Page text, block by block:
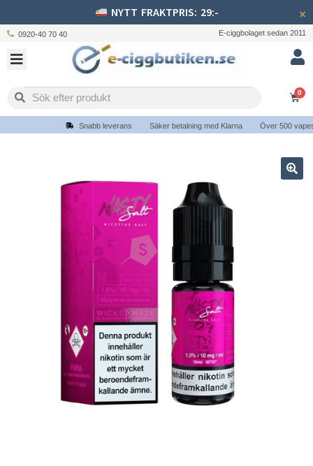
NYTT FRAKTPRIS: 29:- ×
0920-40 70 40 E-ciggbolaget sedan 2011
0
Snabb leverans Säker betalning med Klarna Över 500 vapes